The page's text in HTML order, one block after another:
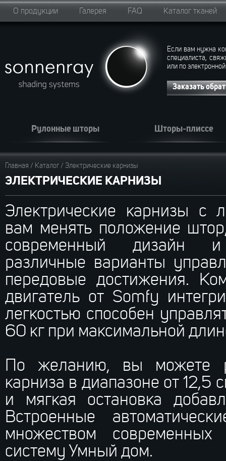
О продукции Галерея FAQ Каталог тканей
Если вам нужна
специалиста,
или по
Заказать
Рулонные шторы Шторы-плиссе
Главная / Каталог/ Электрические карнизы
ЭЛЕКТРИЧЕСКИЕ КАРНИЗЫ
Электрические карнизы с
вам менять положение
современный дизайн и
различные варианты
передовые достижения.
двигатель от Somfy
легкостью способен
60 кг при максимальной
По желанию, вы можете
карниза в диапазоне от
и мягкая остановка
Встроенные
множеством
систему Умный дом.